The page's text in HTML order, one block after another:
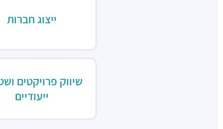
ייצוג חברות
שיווק פרויקטים
ייעודיים